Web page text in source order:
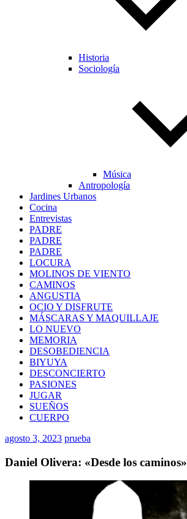
Historia
Sociología
Música
Antropología
Jardines Urbanos
Cocina
Entrevistas
PADRE
PADRE
PADRE
LOCURA
MOLINOS DE VIENTO
CAMINOS
ANGUSTIA
OCIO Y DISFRUTE
MÁSCARAS Y MAQUILLAJE
LO NUEVO
MEMORIA
DESOBEDIENCIA
BIYUYA
DESCONCIERTO
PASIONES
JUGAR
SUEÑOS
CUERPO
agosto 3, 2023 prueba
Daniel Olivera: «Desde los caminos»